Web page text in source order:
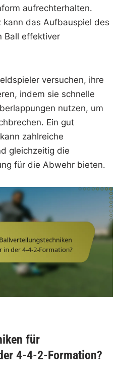
aufrechterhalten.
kann das Aufbauspiel des
Ball effektiver
versuchen, ihre
indem sie schnelle
nutzen, um
Ein gut
zahlreiche
gleichzeitig die
für die Abwehr bieten.
für
4-4-2-Formation?